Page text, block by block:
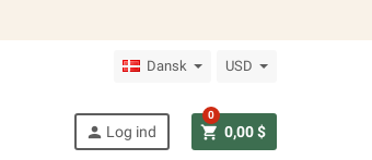
Dansk USD
person Log ind shopping_cart 0,00 $
0